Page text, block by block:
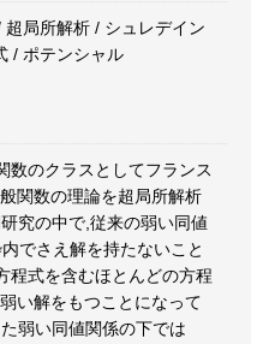
局所解析 / シュレデイン
/ ポテンシャル
数のクラスとしてフランス
関数の理論を超局所解析
究の中で,従来の弱い同値
でさえ解を持たないこと
程式を含むほとんどの方程
い解をもつことになって
弱い同値関係の下では